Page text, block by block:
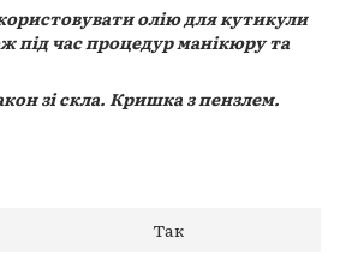
олію для кутикули
під час процедур манікюру та
зі скла. Кришка з пензлем.
Так